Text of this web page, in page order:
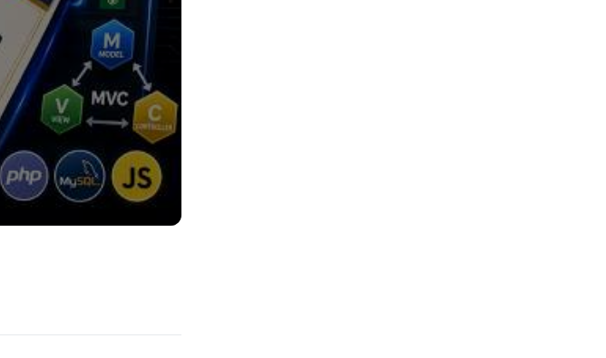
y sin necesidad de
más seguridad.
proyecto desde 0 con PHP
Kanban y GIT subir
laborales ¡Este